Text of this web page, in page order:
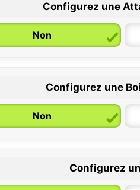
0 / 6 mois
Configurez une
Non
Configurez une
Non
Configurez